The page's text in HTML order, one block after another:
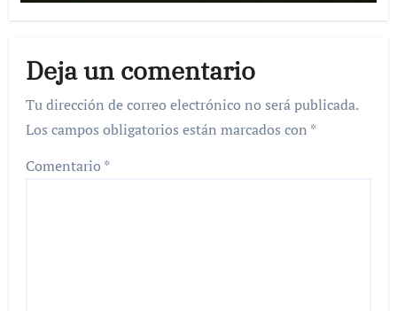
Deja un comentario
Tu dirección de correo electrónico no será publicada.
Los campos obligatorios están marcados con *
Comentario *